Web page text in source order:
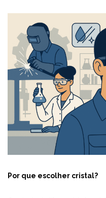
Por que escolher cristal?